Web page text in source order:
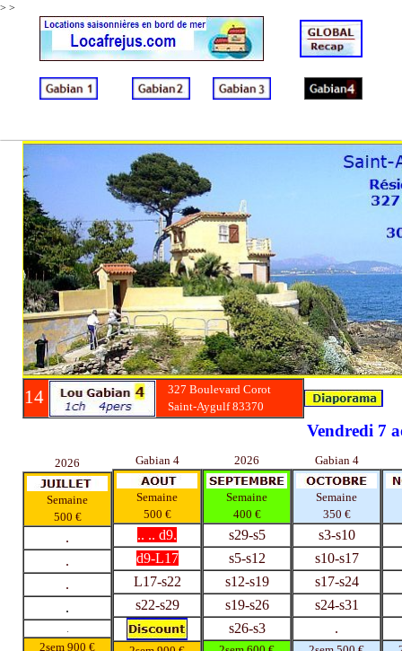
> >
14
327 Boulevard Corot
Saint-Aygulf 83370
Vendredi 7
2026
Semaine
500 €
.
.
.
.
.
2sem 900 €
Gabian 4
Semaine
500 €
.. .. d9.
d9-L17
L17-s22
s22-s29
2026
Semaine
400 €
s29-s5
s5-s12
s12-s19
s19-s26
s26-s3
Gabian 4
Semaine
350 €
s3-s10
s10-s17
s17-s24
s24-s31
.